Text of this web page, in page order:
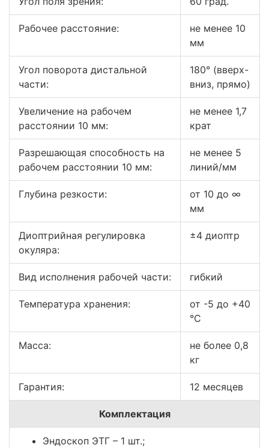
Рабочее расстояние:
не менее 10
мм
Угол поворота дистальной
части:
180° (вверх-
вниз, прямо)
Увеличение на рабочем
расстоянии 10 мм:
не менее 1,7
крат
Разрешающая способность на
рабочем расстоянии 10 мм:
не менее 5
линий/мм
Глубина резкости:
от 10 до ∞
мм
Диоптрийная регулировка
окуляра:
±4 диоптр
Вид исполнения рабочей части: гибкий
Температура хранения:
от -5 до +40
°С
Масса:
не более 0,8
кг
Гарантия: 12 месяцев
Комплектация
Эндоскоп ЭТГ – 1 шт.;